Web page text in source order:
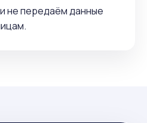
не передаём данные